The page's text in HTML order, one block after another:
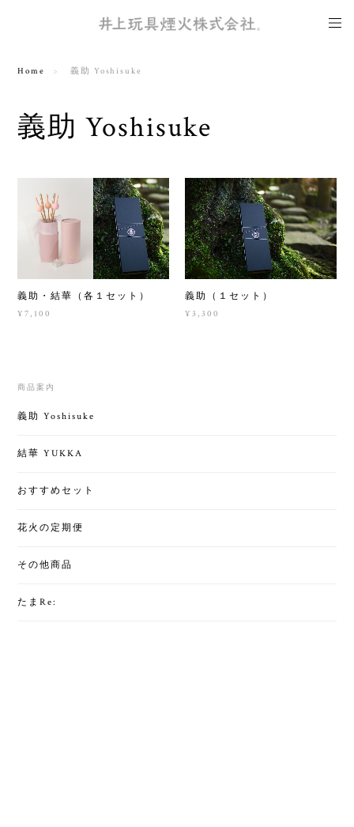
Home 義助 Yoshisuke
義助 Yoshisuke
義助・結華（各１セット）
¥7,100
義助（１セット）
¥3,300
商品案内
義助 Yoshisuke
結華 YUKKA
おすすめセット
花火の定期便
その他商品
たまRe: